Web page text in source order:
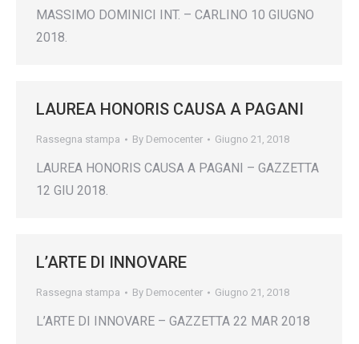
MASSIMO DOMINICI INT. – CARLINO 10 GIUGNO
2018.
LAUREA HONORIS CAUSA A PAGANI
Rassegna stampa By Democenter Giugno 21, 2018
LAUREA HONORIS CAUSA A PAGANI – GAZZETTA
12 GIU 2018.
L’ARTE DI INNOVARE
Rassegna stampa By Democenter Giugno 21, 2018
L’ARTE DI INNOVARE – GAZZETTA 22 MAR 2018